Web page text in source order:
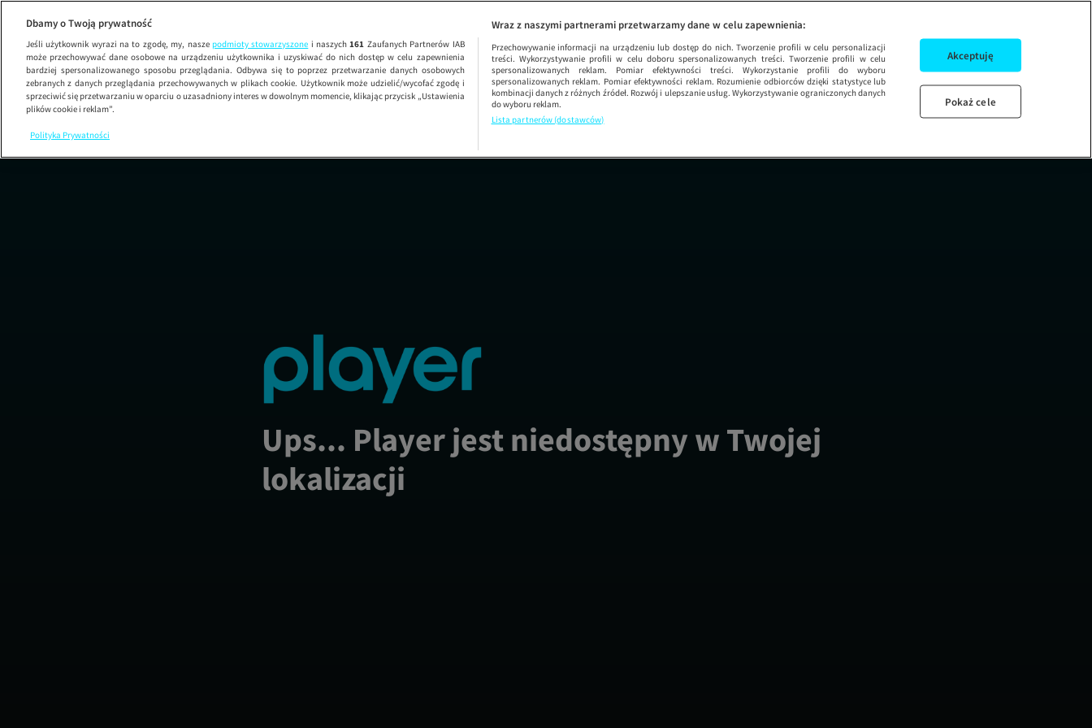
Need for Speed
Ups... Player jest niedostępny w Twojej
lokalizacji
Dbamy o Twoją prywatność
Jeśli użytkownik wyrazi na to zgodę, my, nasze podmioty stowarzyszone i naszych161 Zaufanych Partnerów IAB
może przechowywać dane osobowe na urządzeniu użytkownika i uzyskiwać do nich dostęp w celu zapewnienia
bardziej spersonalizowanego sposobu przeglądania. Odbywa się to poprzez przetwarzanie danych osobowych
zebranych z danych przeglądania przechowywanych w plikach cookie. Użytkownik może udzielić/wycofać zgodę i
sprzeciwić się przetwarzaniu w oparciu o uzasadniony interes w dowolnym momencie, klikając przycisk „Ustawienia
plików cookie i reklam”.
Polityka Prywatności
Wraz z naszymi partnerami przetwarzamy dane w celu zapewnienia:
Przechowywanie informacji na urządzeniu lub dostęp do nich. Tworzenie profili w celu personalizacji
treści. Wykorzystywanie profili w celu doboru spersonalizowanych treści. Tworzenie profili w celu
spersonalizowanych reklam. Pomiar efektywności treści. Wykorzystanie profili do wyboru
spersonalizowanych reklam. Pomiar efektywności reklam. Rozumienie odbiorców dzięki statystyce lub
kombinacji danych z różnych źródeł. Rozwój i ulepszanie usług. Wykorzystywanie ograniczonych danych
do wyboru reklam.
Lista partnerów (dostawców)
Akceptuję
Pokaż cele